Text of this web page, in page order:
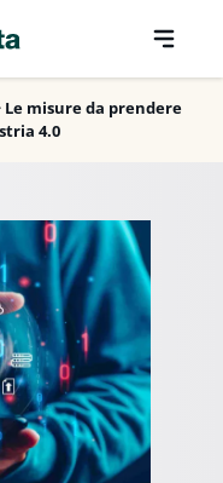
Le misure da prendere
4.0